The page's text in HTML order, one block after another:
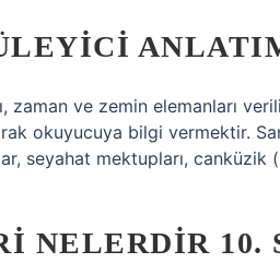
zaman ve zemin elemanları
okuyucuya bilgi vermektir.
seyahat mektupları,
NELERDIR 10.